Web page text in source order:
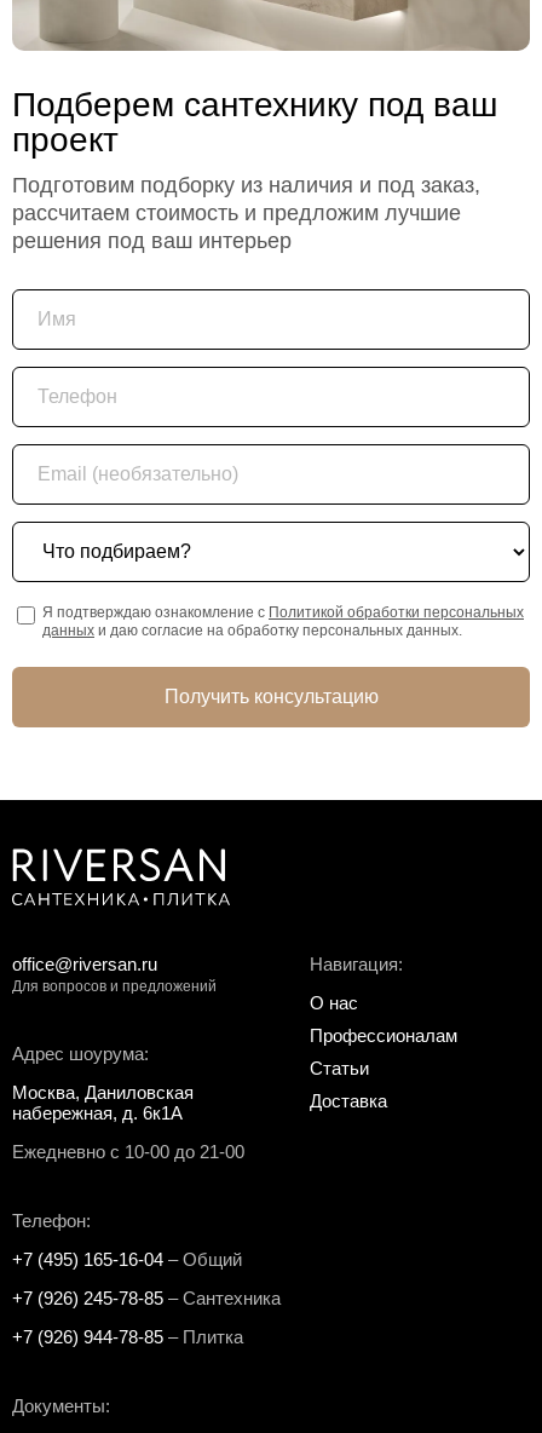
Подберем сантехнику под ваш
проект
Подготовим подборку из наличия и под заказ,
рассчитаем стоимость и предложим лучшие
решения под ваш интерьер
Имя
Телефон
Email (необязательно)
Что подбираем?
Я подтверждаю ознакомление с Политикой обработки персональных
данных и даю согласие на обработку персональных данных.
Получить консультацию
Адрес шоурума:
Москва, Даниловская
набережная, д. 6к1А
Ежедневно с 10-00 до 21-00
Телефон:
+7 (495) 165-16-04 – Общий
+7 (926) 245-78-85 – Сантехника
+7 (926) 944-78-85 – Плитка
Документы:
Навигация:
О нас
Профессионалам
Статьи
Доставка
office@riversan.ru
Для вопросов и предложений